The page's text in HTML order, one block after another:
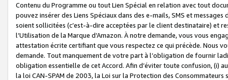
Contenu du Programme ou tout Lien Spécial en relation avec tout
pouvez insérer des Liens Spéciaux dans des e-mails, SMS et
soient sollicitées (c’est-à-dire acceptées par le client destinataire) et
l’Utilisation de la Marque d’Amazon. À notre demande, vous vous
attestation écrite certifiant que vous respectez ce qui précède. Nous
demande. Tout manquement de votre part à l’obligation de fournir
obligation essentielle de cet Accord. Afin d’éviter toute confusion, (i)
la loi CAN-SPAM de 2003, la Loi sur la Protection des